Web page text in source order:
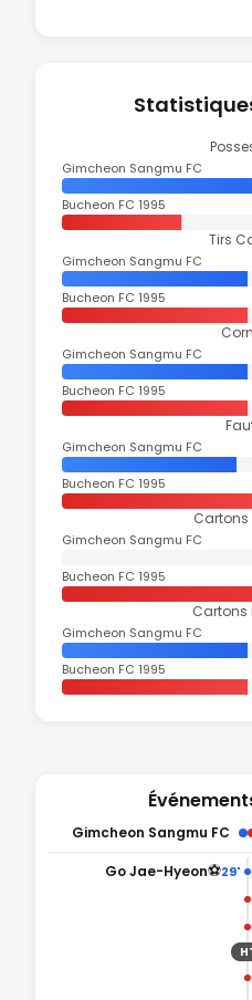
Gimcheon Sangmu FC
Bucheon FC 1995
Tirs
Gimcheon Sangmu FC
Bucheon FC 1995
Gimcheon Sangmu FC
Bucheon FC 1995
Gimcheon Sangmu FC
Bucheon FC 1995
Gimcheon Sangmu FC
Bucheon FC 1995
Cartons
Gimcheon Sangmu FC
Bucheon FC 1995
Gimcheon Sangmu FC
29'
⚽
Go Jae-Hyeon